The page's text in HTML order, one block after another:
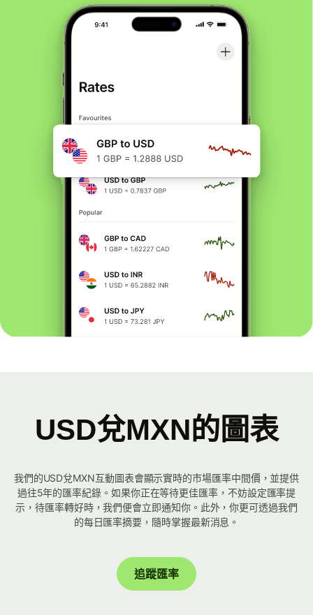
USD兌MXN的圖表
我們的USD兌MXN互動圖表會顯示實時的市場匯率中間價，並提供
過往5年的匯率紀錄。如果你正在等待更佳匯率，不妨設定匯率提
示，待匯率轉好時，我們便會立即通知你。此外，你更可透過我們
的每日匯率摘要，隨時掌握最新消息。
追蹤匯率